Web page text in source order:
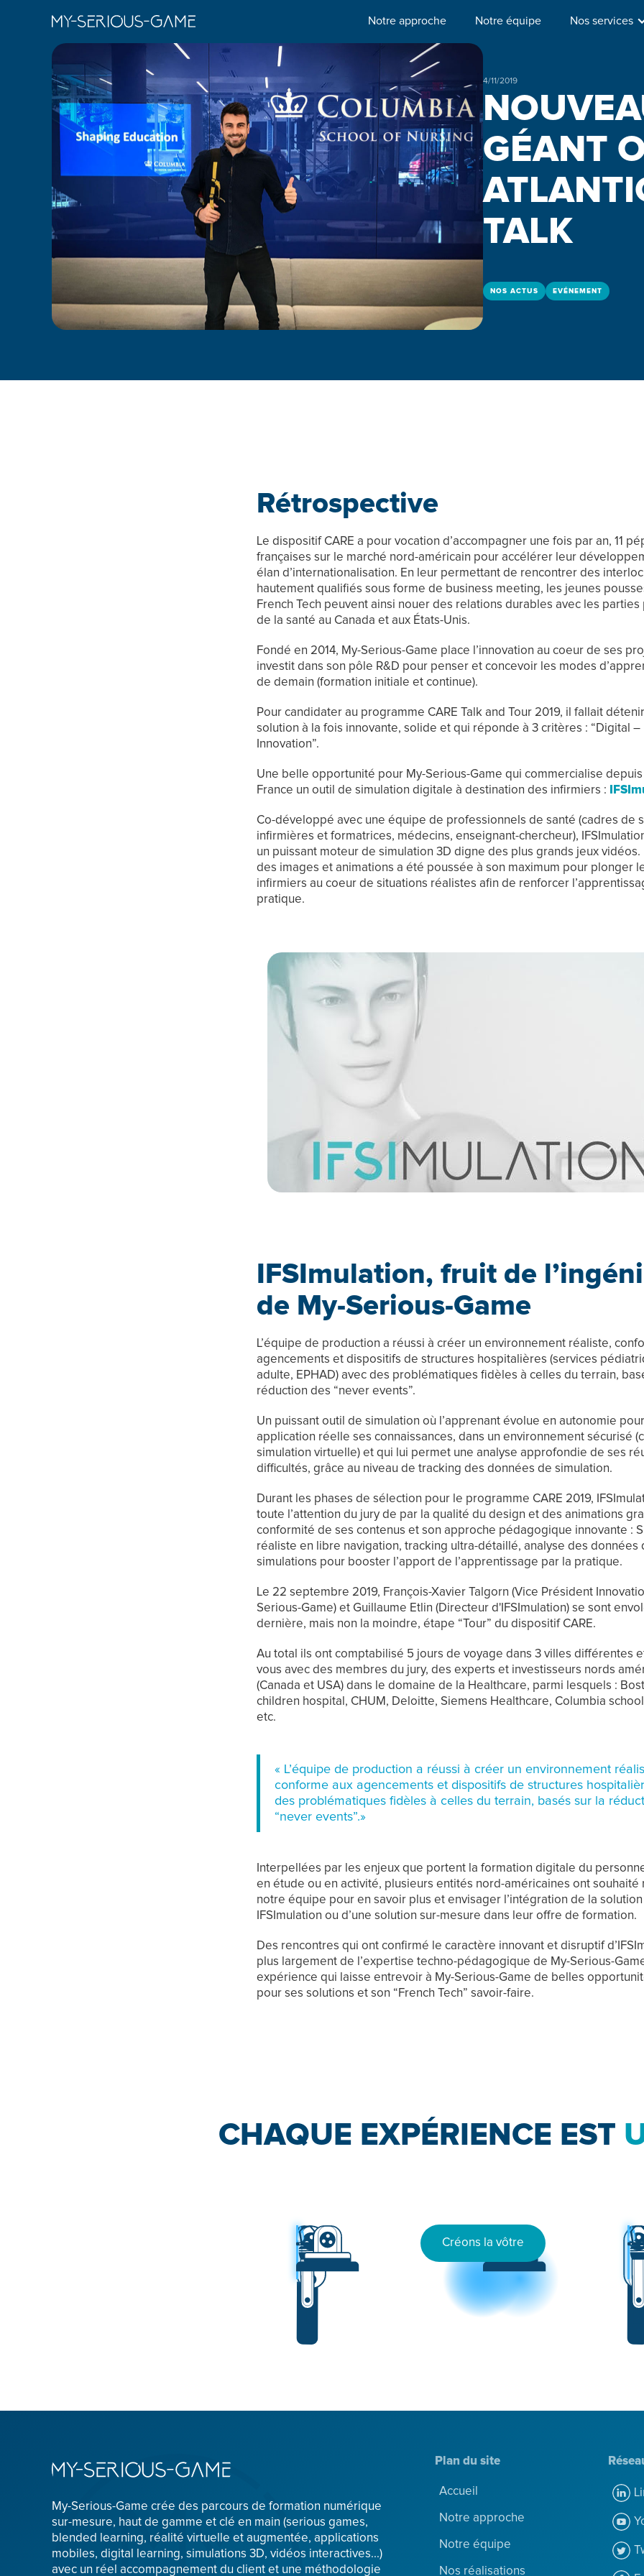
Notre approche Notre équipe Nos services
4/11/2019
GÉANT
TALK
NOS ACTUS EVÉNEMENT
Rétrospective
Le dispositif CARE a pour vocation d’accompagner une fois par an, 11
françaises sur le marché nord-américain pour accélérer leur
élan d’internationalisation. En leur permettant de rencontrer des
hautement qualifiés sous forme de business meeting, les jeunes
French Tech peuvent ainsi nouer des relations durables avec les parties
de la santé au Canada et aux États-Unis.
Fondé en 2014, My-Serious-Game place l’innovation au coeur de ses
investit dans son pôle R&D pour penser et concevoir les modes
de demain (formation initiale et continue).
Pour candidater au programme CARE Talk and Tour 2019, il fallait
solution à la fois innovante, solide et qui réponde à 3 critères : “Digital –
Innovation”.
Une belle opportunité pour My-Serious-Game qui commercialise depuis
France un outil de simulation digitale à destination des infirmiers :
Co-développé avec une équipe de professionnels de santé (cadres de
infirmières et formatrices, médecins, enseignant-chercheur),
un puissant moteur de simulation 3D digne des plus grands jeux vidéos.
des images et animations a été poussée à son maximum pour plonger
infirmiers au coeur de situations réalistes afin de renforcer
pratique.
IFSImulation, fruit de
de My-Serious-Game
L’équipe de production a réussi à créer un environnement réaliste,
agencements et dispositifs de structures hospitalières (services
adulte, EPHAD) avec des problématiques fidèles à celles du terrain,
réduction des “never events”.
Un puissant outil de simulation où l’apprenant évolue en autonomie
application réelle ses connaissances, dans un environnement sécurisé
simulation virtuelle) et qui lui permet une analyse approfondie de ses
difficultés, grâce au niveau de tracking des données de simulation.
Durant les phases de sélection pour le programme CARE 2019,
toute l’attention du jury de par la qualité du design et des animations
conformité de ses contenus et son approche pédagogique innovante :
réaliste en libre navigation, tracking ultra-détaillé, analyse des données
simulations pour booster l’apport de l’apprentissage par la pratique.
Le 22 septembre 2019, François-Xavier Talgorn (Vice Président
Serious-Game) et Guillaume Etlin (Directeur d'IFSImulation) se sont
dernière, mais non la moindre, étape “Tour” du dispositif CARE.
Au total ils ont comptabilisé 5 jours de voyage dans 3 villes différentes
vous avec des membres du jury, des experts et investisseurs nords
(Canada et USA) dans le domaine de la Healthcare, parmi lesquels :
children hospital, CHUM, Deloitte, Siemens Healthcare, Columbia
etc.
« L’équipe de production a réussi à créer un environnement
conforme aux agencements et dispositifs de structures
des problématiques fidèles à celles du terrain, basés sur la
“never events”.»
Interpellées par les enjeux que portent la formation digitale du
en étude ou en activité, plusieurs entités nord-américaines ont souhaité
notre équipe pour en savoir plus et envisager l’intégration de la solution
IFSImulation ou d’une solution sur-mesure dans leur offre de formation.
Des rencontres qui ont confirmé le caractère innovant et disruptif
plus largement de l’expertise techno-pédagogique de My-Serious-
expérience qui laisse entrevoir à My-Serious-Game de belles
pour ses solutions et son “French Tech” savoir-faire.
CHAQUE EXPÉRIENCE EST
Créons la vôtre
My-Serious-Game crée des parcours de formation numérique
sur-mesure, haut de gamme et clé en main (serious games,
blended learning, réalité virtuelle et augmentée, applications
mobiles, digital learning, simulations 3D, vidéos interactives...)
avec un réel accompagnement du client et une méthodologie
Plan du site
Accueil
Notre approche
Notre équipe
Nos réalisations